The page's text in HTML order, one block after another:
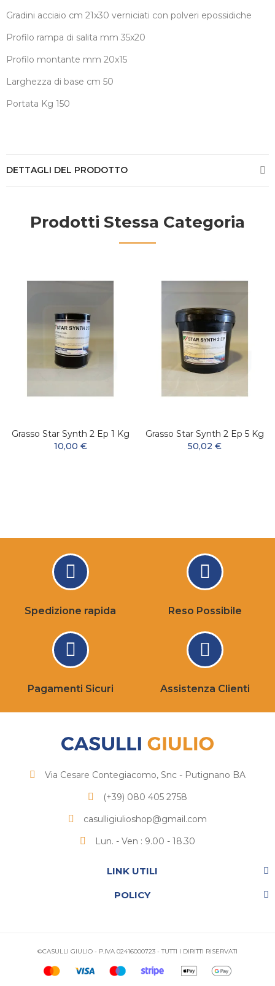
Gradini acciaio cm 21x30 verniciati con polveri epossidiche
Profilo rampa di salita mm 35x20
Profilo montante mm 20x15
Larghezza di base cm 50
Portata Kg 150
DETTAGLI DEL PRODOTTO
Prodotti Stessa Categoria
Grasso Star Synth 2 Ep 1 Kg
10,00 €
Grasso Star Synth 2 Ep 5 Kg
50,02 €
Spedizione rapida Reso Possibile
Pagamenti Sicuri Assistenza Clienti
Via Cesare Contegiacomo, Snc - Putignano BA
(+39) 080 405 2758
casulligiulioshop@gmail.com
Lun. - Ven : 9.00 - 18.30
LINK UTILI
POLICY
©CASULLI GIULIO - P.IVA 02416000723 - TUTTI I DIRITTI RISERVATI